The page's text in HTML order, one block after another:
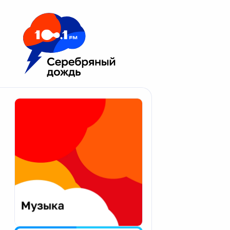
Москва 100.1 FM
Апатиты
Екатеринбург
Калининград
Калуга